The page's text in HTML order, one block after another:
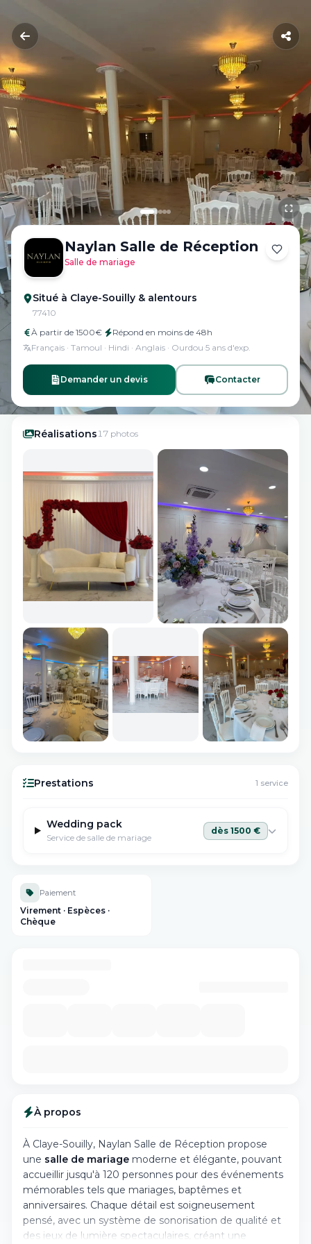
Naylan Salle de Réception
Salle de mariage
Situé à Claye-Souilly & alentours
77410
À partir de 1500€· Répond en moins de 48h
Français · Tamoul · Hindi · Anglais · Ourdou·5 ans d'exp.
Demander un devis Contacter
Réalisations 17 photos
Prestations 1 service
Wedding pack
Service de salle de mariage
dès 1500 €
Paiement
Virement · Espèces ·
Chèque
À propos
À Claye-Souilly, Naylan Salle de Réception propose
une salle de mariage moderne et élégante, pouvant
accueillir jusqu'à 120 personnes pour des événements
mémorables tels que mariages, baptêmes et
anniversaires. Chaque détail est soigneusement
pensé, avec un système de sonorisation de qualité et
des jeux de lumière spectaculaires, créant une